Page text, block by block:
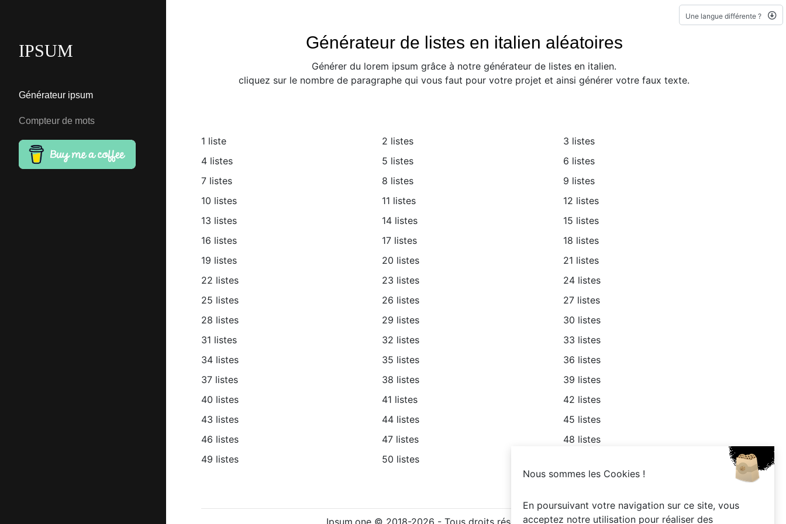
IPSUM
Générateur ipsum
Compteur de mots
Une langue différente ?
Générateur de listes en italien aléatoires
Générer du lorem ipsum grâce à notre générateur de listes en italien.
cliquez sur le nombre de paragraphe qui vous faut pour votre projet et ainsi générer votre faux texte.
1 liste 2 listes
3 listes
4 listes
5 listes
6 listes
7 listes
8 listes
9 listes
10 listes
11 listes
12 listes
13 listes
14 listes
15 listes
16 listes
17 listes
18 listes
19 listes
20 listes
21 listes
22 listes
23 listes
24 listes
25 listes
26 listes
27 listes
28 listes
29 listes
30 listes
31 listes
32 listes
33 listes
34 listes
35 listes
36 listes
37 listes
38 listes
39 listes
40 listes
41 listes
42 listes
43 listes
44 listes
45 listes
46 listes
47 listes
48 listes
49 listes
50 listes
Ipsum.one © 2018-2026 - Tous droits réservés -Lorem ipsum
Nous sommes les Cookies !
En poursuivant votre navigation sur ce site, vous
acceptez notre utilisation pour réaliser des